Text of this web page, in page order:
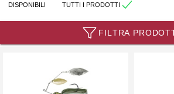
DISPONIBILI TUTTI I PRODOTTI
FILTRA